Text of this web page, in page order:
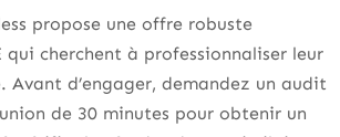
propose une offre robuste
qui cherchent à professionnaliser leur
Avant d’engager, demandez un audit
de 30 minutes pour obtenir un